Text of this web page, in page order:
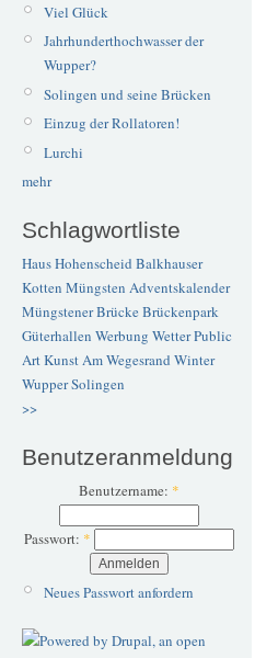
Viel Glück
Jahrhunderthochwasser der
Wupper?
Solingen und seine Brücken
Einzug der Rollatoren!
Lurchi
mehr
Schlagwortliste
Haus Hohenscheid Balkhauser
Kotten Müngsten Adventskalender
Müngstener BrückeBrückenpark
Güterhallen Werbung WetterPublic
ArtKunstAm Wegesrand Winter
WupperSolingen
>>
Benutzeranmeldung
Benutzername: *
Passwort: *
Neues Passwort anfordern